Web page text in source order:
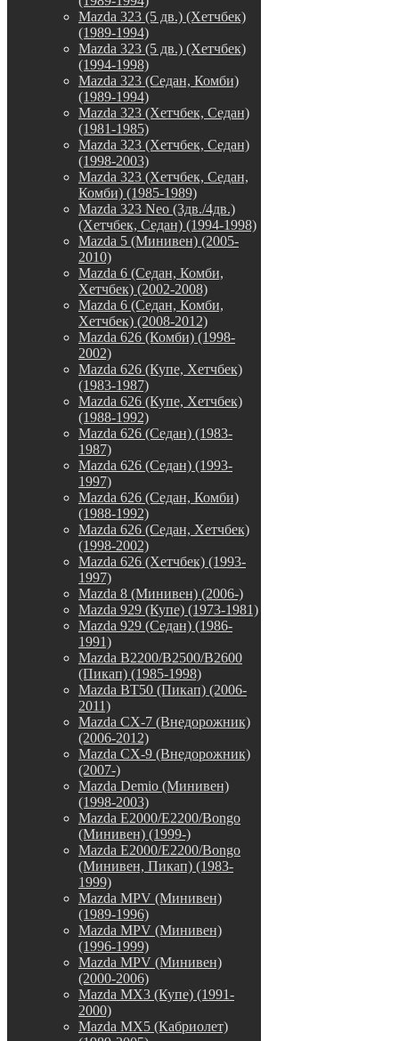
Mazda 323 (5 дв.) (Хетчбек)
(1989-1994)
Mazda 323 (5 дв.) (Хетчбек)
(1994-1998)
Mazda 323 (Седан, Комби)
(1989-1994)
Mazda 323 (Хетчбек, Седан)
(1981-1985)
Mazda 323 (Хетчбек, Седан)
(1998-2003)
Mazda 323 (Хетчбек, Седан,
Комби) (1985-1989)
Mazda 323 Neo (3дв./4дв.)
(Хетчбек, Седан) (1994-1998)
Mazda 5 (Минивен) (2005-
2010)
Mazda 6 (Седан, Комби,
Хетчбек) (2002-2008)
Mazda 6 (Седан, Комби,
Хетчбек) (2008-2012)
Mazda 626 (Комби) (1998-
2002)
Mazda 626 (Купе, Хетчбек)
(1983-1987)
Mazda 626 (Купе, Хетчбек)
(1988-1992)
Mazda 626 (Седан) (1983-
1987)
Mazda 626 (Седан) (1993-
1997)
Mazda 626 (Седан, Комби)
(1988-1992)
Mazda 626 (Седан, Хетчбек)
(1998-2002)
Mazda 626 (Хетчбек) (1993-
1997)
Mazda 8 (Минивен) (2006-)
Mazda 929 (Купе) (1973-1981)
Mazda 929 (Седан) (1986-
1991)
Mazda B2200/B2500/B2600
(Пикап) (1985-1998)
Mazda BT50 (Пикап) (2006-
2011)
Mazda CX-7 (Внедорожник)
(2006-2012)
Mazda CX-9 (Внедорожник)
(2007-)
Mazda Demio (Минивен)
(1998-2003)
Mazda E2000/E2200/Bongo
(Минивен) (1999-)
Mazda E2000/E2200/Bongo
(Минивен, Пикап) (1983-
1999)
Mazda MPV (Минивен)
(1989-1996)
Mazda MPV (Минивен)
(1996-1999)
Mazda MPV (Минивен)
(2000-2006)
Mazda MX3 (Купе) (1991-
2000)
Mazda MX5 (Кабриолет)